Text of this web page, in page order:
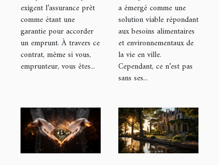
exigent l’assurance prêt
comme étant une
garantie pour accorder
un emprunt. À travers ce
contrat, même si vous,
emprunteur, vous êtes...
a émergé comme une
solution viable répondant
aux besoins alimentaires
et environnementaux de
la vie en ville.
Cependant, ce n’est pas
sans ses...